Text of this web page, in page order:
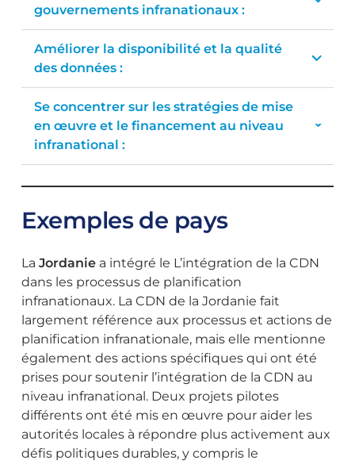
gouvernements infranationaux :
Améliorer la disponibilité et la qualité
des données :
Se concentrer sur les stratégies de mise
en œuvre et le financement au niveau
infranational :
Exemples de pays
LaJordanie a intégré le L’intégration de la CDN
dans les processus de planification
infranationaux. La CDN de la Jordanie fait
largement référence aux processus et actions de
planification infranationale, mais elle mentionne
également des actions spécifiques qui ont été
prises pour soutenir l’intégration de la CDN au
niveau infranational. Deux projets pilotes
différents ont été mis en œuvre pour aider les
autorités locales à répondre plus activement aux
défis politiques durables, y compris le